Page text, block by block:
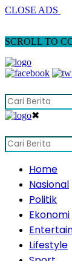
CLOSE ADS
SCROLL TO
✖
Home
Nasional
Politik
Ekonomi
Lifestyle